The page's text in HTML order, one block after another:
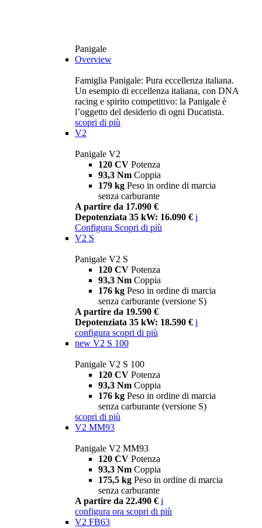
Panigale
Overview
Famiglia Panigale: Pura eccellenza italiana.
Un esempio di eccellenza italiana, con DNA
racing e spirito competitivo: la Panigale è
l’oggetto del desiderio di ogni Ducatista.
scopri di più
V2
Panigale V2
120 CV Potenza
93,3 Nm Coppia
179 kg Peso in ordine di marcia
senza carburante
A partire da 17.090 €
Depotenziata 35 kW: 16.090 € i
Configura Scopri di più
V2 S
Panigale V2 S
120 CV Potenza
93,3 Nm Coppia
176 kg Peso in ordine di marcia
senza carburante (versione S)
A partire da 19.590 €
Depotenziata 35 kW: 18.590 € i
configura scopri di più
new V2 S 100
Panigale V2 S 100
120 CV Potenza
93,3 Nm Coppia
176 kg Peso in ordine di marcia
senza carburante (versione S)
scopri di più
V2 MM93
Panigale V2 MM93
120 CV Potenza
93,3 Nm Coppia
175,5 kg Peso in ordine di marcia
senza carburante
A partire da 22.490 € i
configura ora scopri di più
V2 FB63